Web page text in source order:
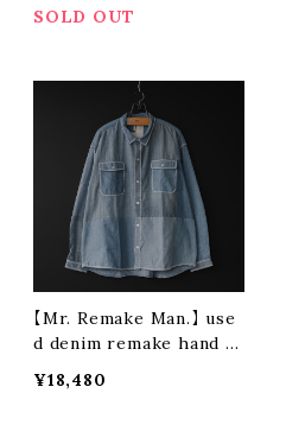
SOLD OUT
【Mr. Remake Man.】 use
d denim remake hand st
¥18,480